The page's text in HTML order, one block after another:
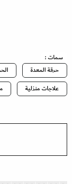
سمات :
حرقة المعدة
علاجات منزلية